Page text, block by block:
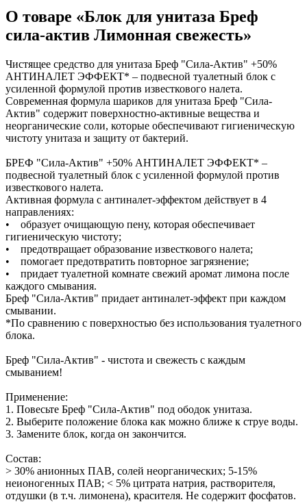
Ящики для инструментов
Все товары раздела«Хозтовары»
О товаре «Блок для унитаза Бреф
сила-актив Лимонная свежесть»
Чистящее средство для унитаза Бреф "Сила-Актив" +50%
АНТИНАЛЕТ ЭФФЕКТ* – подвесной туалетный блок с
усиленной формулой против известкового налета.
Современная формула шариков для унитаза Бреф "Сила-
Актив" содержит поверхностно-активные вещества и
неорганические соли, которые обеспечивают гигиеническую
чистоту унитаза и защиту от бактерий.
БРЕФ "Сила-Актив" +50% АНТИНАЛЕТ ЭФФЕКТ* –
подвесной туалетный блок с усиленной формулой против
известкового налета.
Активная формула с антиналет-эффектом действует в 4
направлениях:
• образует очищающую пену, которая обеспечивает
гигиеническую чистоту;
• предотвращает образование известкового налета;
• помогает предотвратить повторное загрязнение;
• придает туалетной комнате свежий аромат лимона после
каждого смывания.
Бреф "Сила-Актив" придает антиналет-эффект при каждом
смывании.
*По сравнению с поверхностью без использования туалетного
блока.
Бреф "Сила-Актив" - чистота и свежесть с каждым
смыванием!
Применение:
1. Повесьте Бреф "Сила-Актив" под ободок унитаза.
2. Выберите положение блока как можно ближе к струе воды.
3. Замените блок, когда он закончится.
Состав:
> 30% анионных ПАВ, солей неорганических; 5-15%
неионогенных ПАВ; < 5% цитрата натрия, растворителя,
отдушки (в т.ч. лимонена), красителя. Не содержит фосфатов.